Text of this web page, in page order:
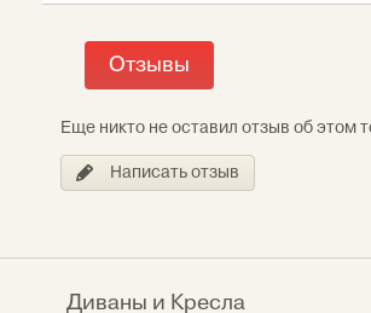
Отзывы
Еще никто не оставил отзыв об этом
Написать отзыв
Диваны и Кресла